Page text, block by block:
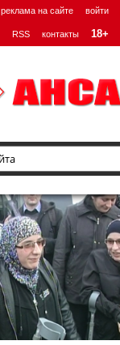
реклама на сайте войти
RSS контакты 18+